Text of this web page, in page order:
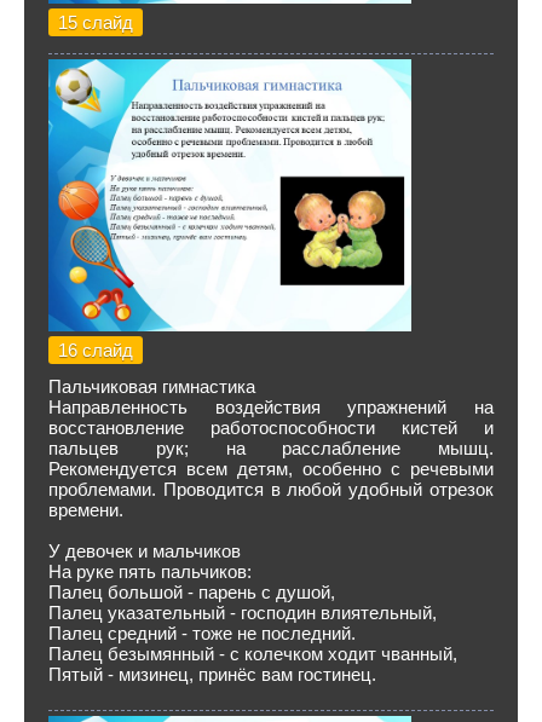
15 слайд
16 слайд
Пальчиковая гимнастика
Направленность воздействия упражнений на
восстановление работоспособности кистей и
пальцев рук; на расслабление мышц.
Рекомендуется всем детям, особенно с речевыми
проблемами. Проводится в любой удобный отрезок
времени.
У девочек и мальчиков
На руке пять пальчиков:
Палец большой - парень с душой,
Палец указательный - господин влиятельный,
Палец средний - тоже не последний.
Палец безымянный - с колечком ходит чванный,
Пятый - мизинец, принёс вам гостинец.